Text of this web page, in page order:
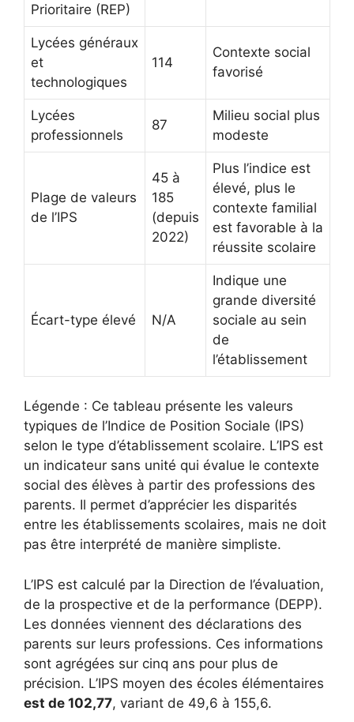
Prioritaire (REP)
Lycées généraux
et
technologiques
114
Contexte social
favorisé
Lycées
professionnels
87
Milieu social plus
modeste
Plage de valeurs
de l’IPS
45 à
185
(depuis
2022)
Plus l’indice est
élevé, plus le
contexte familial
est favorable à la
réussite scolaire
Écart-type élevé N/A
Indique une
grande diversité
sociale au sein
de
l’établissement
Légende : Ce tableau présente les valeurs
typiques de l’Indice de Position Sociale (IPS)
selon le type d’établissement scolaire. L’IPS est
un indicateur sans unité qui évalue le contexte
social des élèves à partir des professions des
parents. Il permet d’apprécier les disparités
entre les établissements scolaires, mais ne doit
pas être interprété de manière simpliste.
L’IPS est calculé par la Direction de l’évaluation,
de la prospective et de la performance (DEPP).
Les données viennent des déclarations des
parents sur leurs professions. Ces informations
sont agrégées sur cinq ans pour plus de
précision. L’IPS moyen des écoles élémentaires
est de 102,77, variant de 49,6 à 155,6.